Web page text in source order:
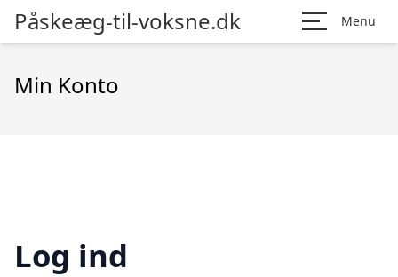
Påskeæg-til-voksne.dk Menu
Min Konto
Log ind